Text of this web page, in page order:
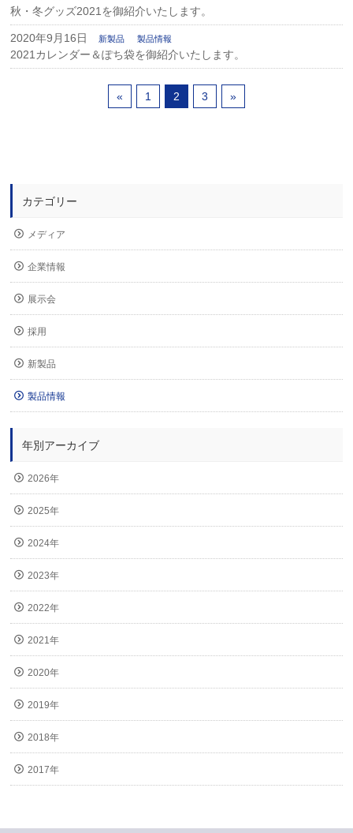
秋・冬グッズ2021を御紹介いたします。
2020年9月16日 新製品 製品情報
2021カレンダー＆ぽち袋を御紹介いたします。
« 1 2 3 »
カテゴリー
メディア
企業情報
展示会
採用
新製品
製品情報
年別アーカイブ
2026年
2025年
2024年
2023年
2022年
2021年
2020年
2019年
2018年
2017年